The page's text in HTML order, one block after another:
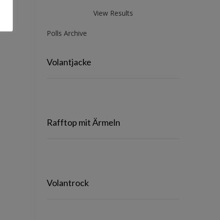
View Results
Polls Archive
Volantjacke
Rafftop mit Ärmeln
Volantrock